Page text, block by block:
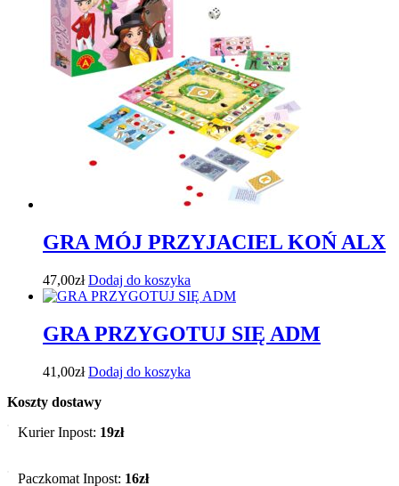
GRA MÓJ PRZYJACIEL KOŃ ALX
47,00zł Dodaj do koszyka
GRA PRZYGOTUJ SIĘ ADM
41,00zł Dodaj do koszyka
Koszty dostawy
Kurier Inpost: 19zł
Paczkomat Inpost: 16zł